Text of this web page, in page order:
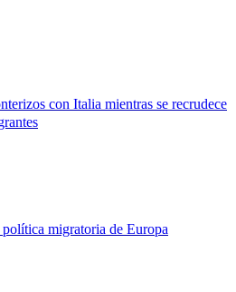
con Italia mientras se recrudece
migratoria de Europa